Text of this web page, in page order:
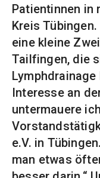
Patientinnen in
Kreis
eine kleine
Tailfingen, die
Interesse an
untermauere
e.V. in
man etwas